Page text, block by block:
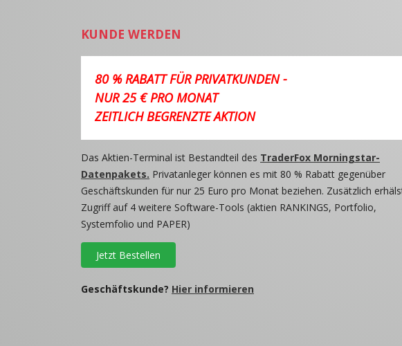
KUNDE WERDEN
80 % RABATT FÜR PRIVATKUNDEN -
NUR 25 € PRO MONAT
ZEITLICH BEGRENZTE AKTION
Das Aktien-Terminal ist Bestandteil des TraderFox Morningstar-
Datenpakets. Privatanleger können es mit 80 % Rabatt gegenüber
Geschäftskunden für nur 25 Euro pro Monat beziehen. Zusätzlich
Zugriff auf 4 weitere Software-Tools (aktien RANKINGS, Portfolio,
Systemfolio und PAPER)
Jetzt Bestellen
Geschäftskunde? Hier informieren